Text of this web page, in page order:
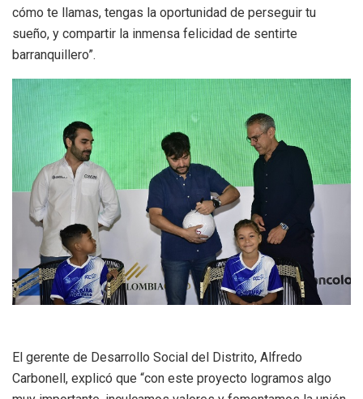
cómo te llamas, tengas la oportunidad de perseguir tu
sueño, y compartir la inmensa felicidad de sentirte
barranquillero”.
El gerente de Desarrollo Social del Distrito, Alfredo
Carbonell, explicó que “con este proyecto logramos algo